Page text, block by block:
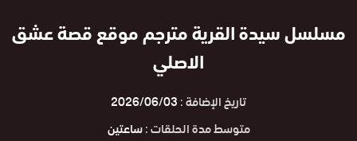
مسلسل سيدة القرية مترجم موقع قصة عشق
الاصلي
تاريخ الإضافة :2026/06/03
متوسط مدة الحلقات :ساعتين